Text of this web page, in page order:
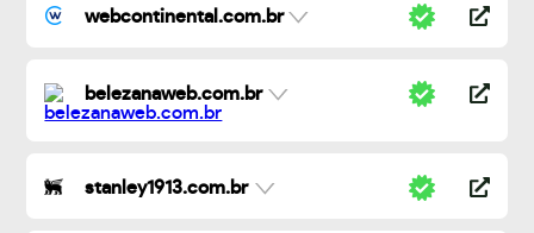
webcontinental.com.br
belezanaweb.com.br
stanley1913.com.br